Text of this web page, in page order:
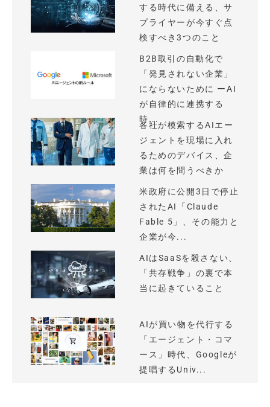
する時代に備える、サ
プライヤーが今すぐ点
検すべき3つのこと
B2B取引の自動化で
「発見されない企業」
にならないために ーAI
が自律的に連携する
時...
各社が模索するAIエー
ジェントを現場に入れ
るためのデバイス、企
業は何を問うべきか
米政府に公開3日で停止
されたAI「Claude
Fable 5」、その能力と
企業が今...
AIはSaaSを殺さない、
「共存戦争」の裏で本
当に起きていること
AIが買い物を代行する
「エージェント・コマ
ース」時代、Googleが
提唱するUniv...